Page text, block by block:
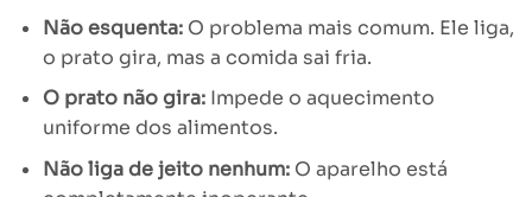
Não esquenta:O problema mais comum. Ele liga,
o prato gira, mas a comida sai fria.
O prato não gira:Impede o aquecimento
uniforme dos alimentos.
Não liga de jeito nenhum:O aparelho está